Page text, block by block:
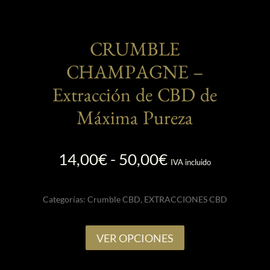
CRUMBLE
CHAMPAGNE –
Extracción de CBD de
Máxima Pureza
14,00€- 50,00€Rango
desde
14,00€
hasta
50,00€
IVA incluido
Categorías: Crumble CBD, EXTRACCIONES CBD
VER OPCIONES
producto